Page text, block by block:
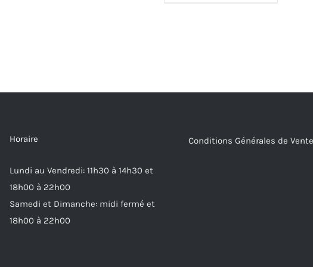
Horaire
Lundi au Vendredi: 11h30 à 14h30 et
18h00 à 22h00
Samedi et Dimanche: midi fermé et
18h00 à 22h00
Conditions Générales de Vente